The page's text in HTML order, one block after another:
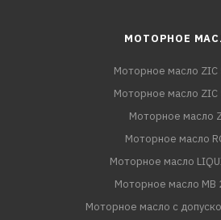
МОТОРНОЕ
Моторное масло ZIC
Моторное масло ZIC
Моторное масло
Моторное масло
Моторное масло
Моторное масло MB
Моторное масло с